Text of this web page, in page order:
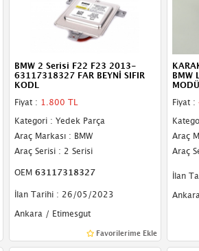
BMW 2 Serisi F22 F23 2013-
63117318327 FAR BEYNİ SIFIR
KODL
Fiyat : 1.800 TL
Kategori : Yedek Parça
Araç Markası : BMW
Araç Serisi : 2 Serisi
OEM 63117318327
İlan Tarihi : 26/05/2023
Ankara / Etimesgut
Favorilerime Ekle
BMW
Fiyat :
Araç
Araç
İlan